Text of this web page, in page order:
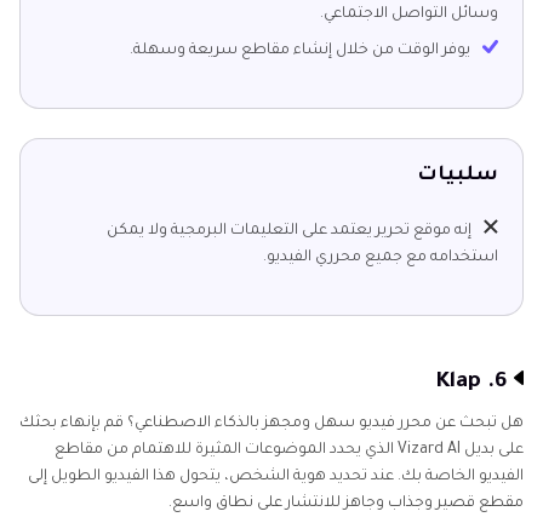
وسائل التواصل الاجتماعي.
يوفر الوقت من خلال إنشاء مقاطع سريعة وسهلة.
سلبيات
إنه موقع تحرير يعتمد على التعليمات البرمجية ولا يمكن
استخدامه مع جميع محرري الفيديو.
6. Klap
هل تبحث عن محرر فيديو سهل ومجهز بالذكاء الاصطناعي؟ قم بإنهاء بحثك
على بديل Vizard AI الذي يحدد الموضوعات المثيرة للاهتمام من مقاطع
الفيديو الخاصة بك. عند تحديد هوية الشخص، يتحول هذا الفيديو الطويل إلى
مقطع قصير وجذاب وجاهز للانتشار على نطاق واسع.